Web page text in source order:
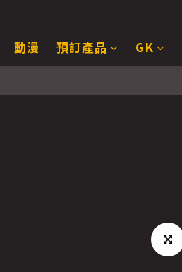
動漫 預訂產品 GK